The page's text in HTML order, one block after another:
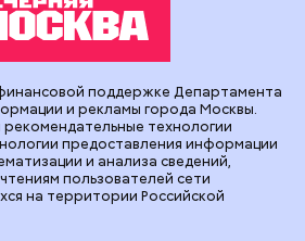
поддержке Департамента
и рекламы города Москвы.
технологии
предоставления информации
и анализа сведений,
пользователей сети
на территории Российской